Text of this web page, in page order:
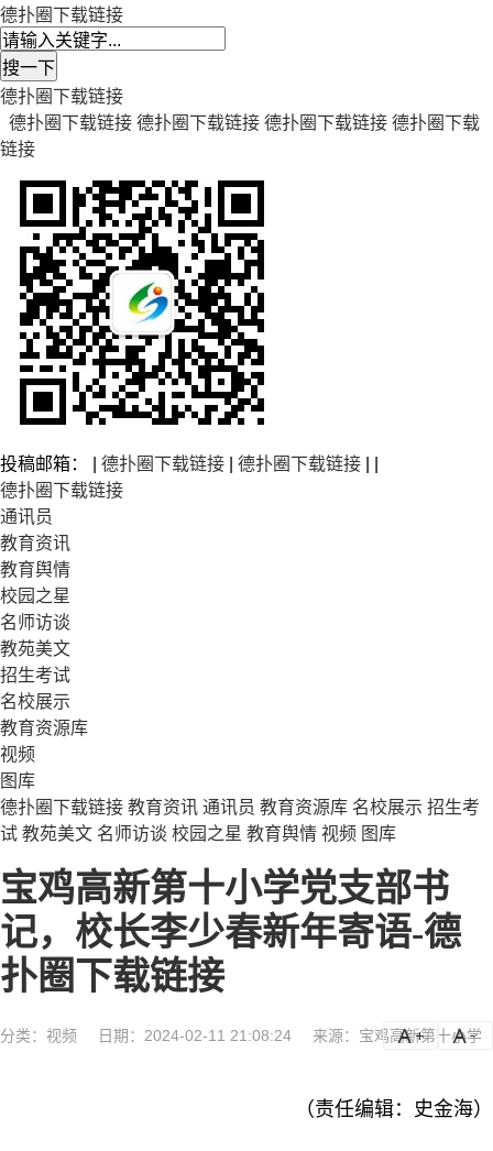
德扑圈下载链接
德扑圈下载链接
德扑圈下载链接 德扑圈下载链接 德扑圈下载链接 德扑圈下载
链接
投稿邮箱： | 德扑圈下载链接 德扑圈下载链接
德扑圈下载链接
通讯员
教育资讯
教育舆情
校园之星
名师访谈
教苑美文
招生考试
名校展示
教育资源库
视频
图库
德扑圈下载链接 教育资讯 通讯员 教育资源库 名校展示 招生考
试 教苑美文 名师访谈 校园之星 教育舆情 视频 图库
宝鸡高新第十小学党支部书
记，校长李少春新年寄语-德
扑圈下载链接
分类： 视频 日期：2024-02-11 21:08:24 来源：宝鸡高新第十小学
a a-
（责任编辑：史金海）